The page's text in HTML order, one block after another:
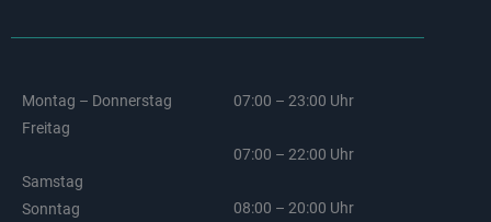
Montag – Donnerstag
Freitag
Samstag
Sonntag
07:00 – 23:00 Uhr
07:00 – 22:00 Uhr
08:00 – 20:00 Uhr